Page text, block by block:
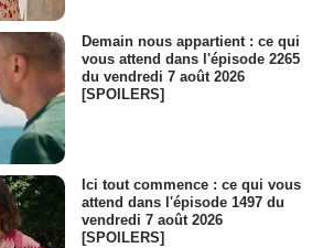
Demain nous appartient : ce qui
vous attend dans l'épisode 2265
du vendredi 7 août 2026
[SPOILERS]
Ici tout commence : ce qui vous
attend dans l'épisode 1497 du
vendredi 7 août 2026
[SPOILERS]